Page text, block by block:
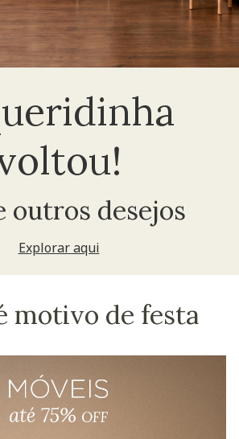
outros desejos
Explorar aqui
motivo de festa